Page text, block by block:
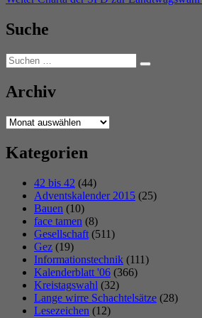
Suche
Suchen
nach:
Suchen
Archiv
Archiv
Kategorien
42 bis 42 (44)
Adventskalender 2015 (25)
Bauen (10)
face tamen (8)
Gesellschaft (511)
Gez (19)
Informationstechnik (111)
Kalenderblatt '06 (366)
Kreistagswahl (32)
Lange wirre Schachtelsätze (28)
Lesezeichen (12)